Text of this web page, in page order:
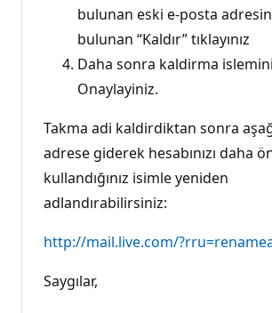
bulunan eski e-posta
bulunan “Kaldır” tıklayınız
Daha sonra kaldirma islemini
Onaylayiniz.
Takma adi kaldirdiktan sonra
adrese giderek hesabınızı daha
kullandığınız isimle yeniden
adlandırabilirsiniz:
http://mail.live.com/
Saygılar,